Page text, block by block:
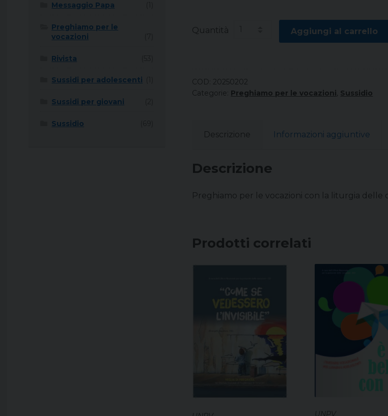
Quantità Aggiungi al carrello
COD: 20250202
Categorie: Preghiamo per le vocazioni , Sussidio
Descrizione Informazioni aggiuntive
Descrizione
Preghiamo per le vocazioni con la liturgia delle
Prodotti correlati
Messaggio Papa
Preghiamo per le
vocazioni
Rivista
Sussidi per adolescenti
Sussidi per giovani
Sussidio